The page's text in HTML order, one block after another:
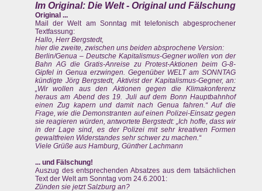
Im Original: Die Welt - Original und Fälschung
Original ...
Mail der Welt am Sonntag mit telefonisch abgesprochener
Textfassung:
Hallo, Herr Bergstedt,
hier die zweite, zwischen uns beiden absprochene Version:
Berlin/Genua – Deutsche Kapitalismus-Gegner wollen von der
Bahn AG die Gratis-Anreise zu Protest-Aktionen beim G-8-
Gipfel in Genua erzwingen. Gegenüber WELT am SONNTAG
kündigte Jörg Bergstedt, Aktivist der Kapitalismus-Gegner, an:
„Wir wollen aus den Aktionen gegen die Klimakonferenz
heraus am Abend des 19. Juli auf dem Bonn Hauptbahnhof
einen Zug kapern und damit nach Genua fahren.“ Auf die
Frage, wie die Demonstranten auf einen Polizei-Einsatz gegen
sie reagieren würden, antwortete Bergstedt: „Ich hoffe, dass wir
in der Lage sind, es der Polizei mit sehr kreativen Formen
gewaltfreien Widerstandes sehr schwer zu machen.“
Viele Grüße aus Hamburg, Günther Lachmann
... und Fälschung!
Auszug des entsprechenden Absatzes aus dem tatsächlichen
Text der Welt am Sonntag vom 24.6.2001:
Zünden sie jetzt Salzburg an?